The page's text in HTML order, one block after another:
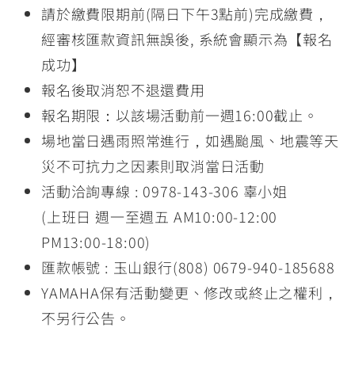
請於繳費限期前(隔日下午3點前)完成繳費，
經審核匯款資訊無誤後, 系統會顯示為【報名
成功】
報名後取消恕不退還費用
報名期限：以該場活動前一週16:00截止。
場地當日遇雨照常進行，如遇颱風、地震等天
災不可抗力之因素則取消當日活動
活動洽詢專線 : 0978-143-306 辜小姐
(上班日 週一至週五 AM10:00-12:00
PM13:00-18:00)
匯款帳號 : 玉山銀行(808) 0679-940-185688
YAMAHA保有活動變更、修改或終止之權利，
不另行公告。